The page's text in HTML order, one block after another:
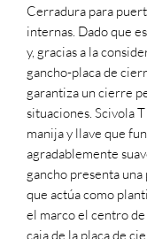
Cerradura para
internas. Dado que
y, gracias a la
gancho-placa de
garantiza un cierre
situaciones. Scivola
manija y llave que
agradablemente
gancho presenta
que actúa como
el marco el centro de
caja de la placa de